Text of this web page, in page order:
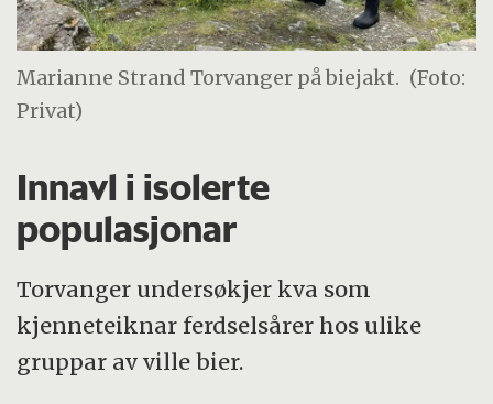
Marianne Strand Torvanger på biejakt. (Foto:
Privat)
Innavl i isolerte
populasjonar
Torvanger undersøkjer kva som
kjenneteiknar ferdselsårer hos ulike
gruppar av ville bier.